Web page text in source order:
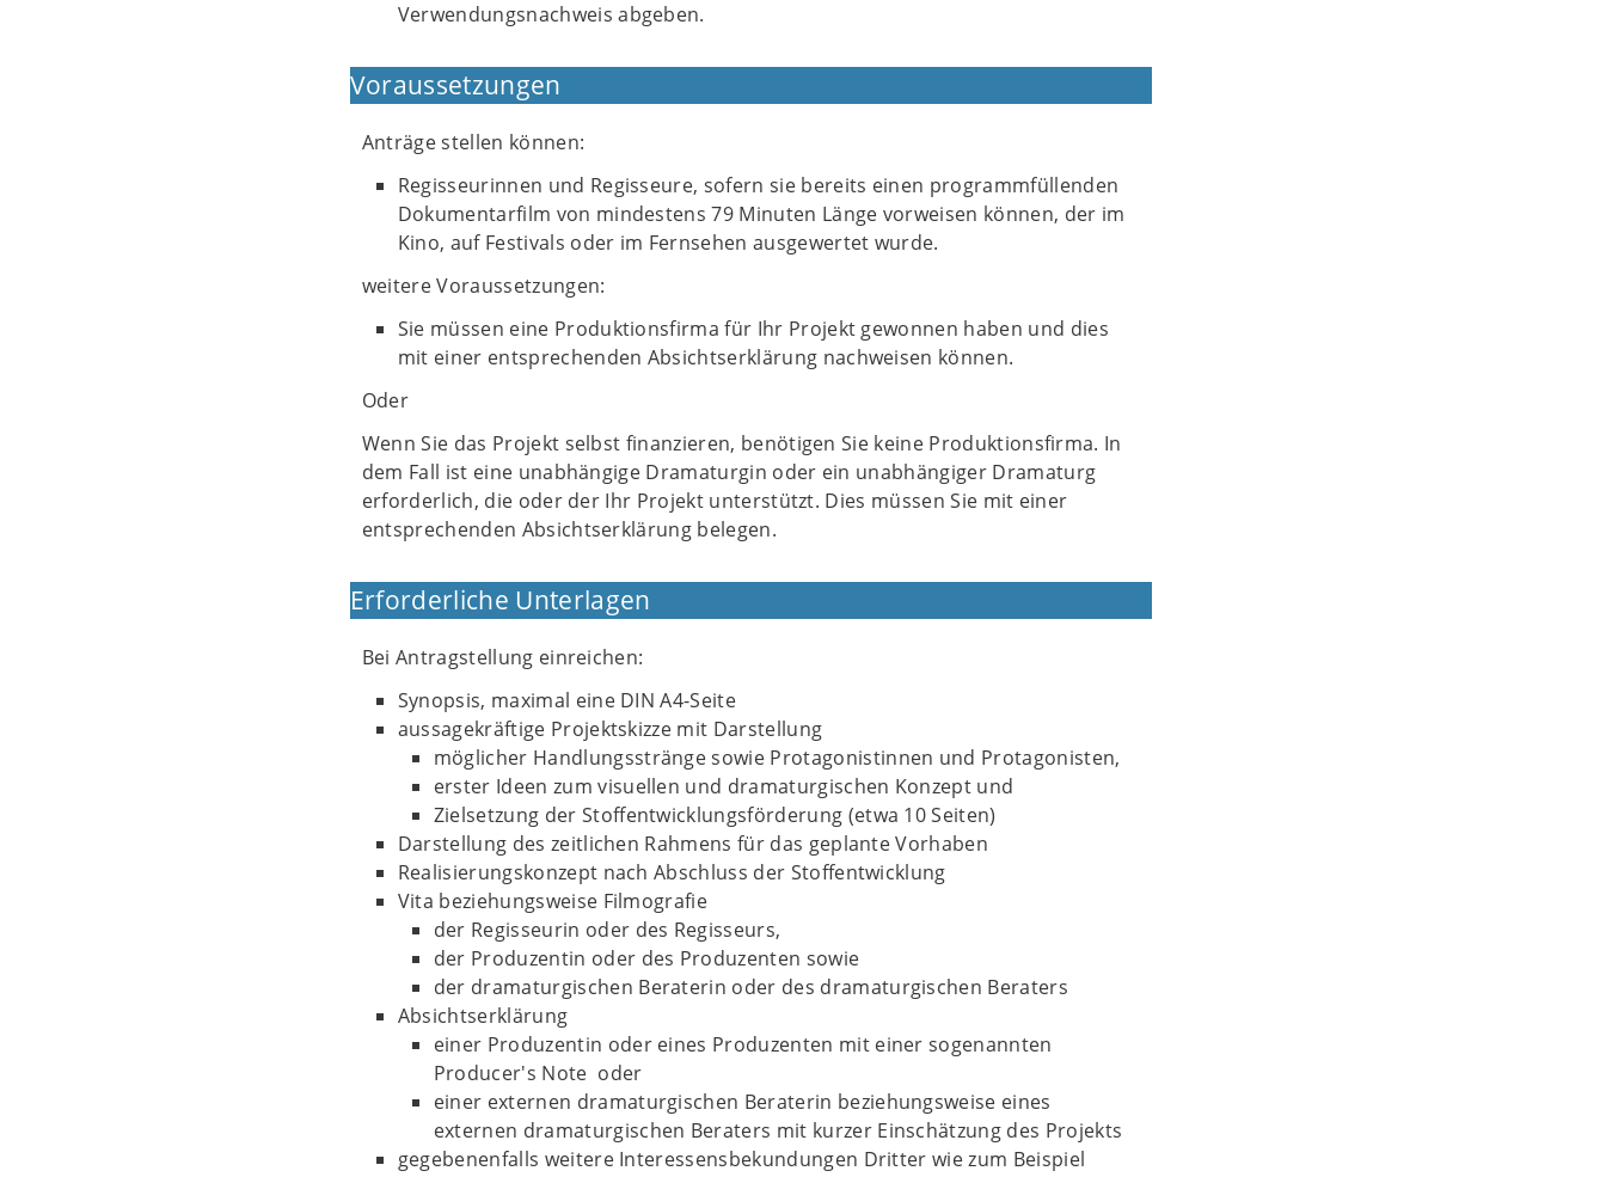
Verwendungsnachweis abgeben.
Voraussetzungen
Anträge stellen können:
Regisseurinnen und Regisseure, sofern sie bereits einen programmfüllenden
Dokumentarfilm von mindestens 79 Minuten Länge vorweisen können, der im
Kino, auf Festivals oder im Fernsehen ausgewertet wurde.
weitere Voraussetzungen:
Sie müssen eine Produktionsfirma für Ihr Projekt gewonnen haben und dies
mit einer entsprechenden Absichtserklärung nachweisen können.
Oder
Wenn Sie das Projekt selbst finanzieren, benötigen Sie keine Produktionsfirma. In
dem Fall ist eine unabhängige Dramaturgin oder ein unabhängiger Dramaturg
erforderlich, die oder der Ihr Projekt unterstützt. Dies müssen Sie mit einer
entsprechenden Absichtserklärung belegen.
Erforderliche Unterlagen
Bei Antragstellung einreichen:
Synopsis, maximal eine DIN A4-Seite
aussagekräftige Projektskizze mit Darstellung
möglicher Handlungsstränge sowie Protagonistinnen und Protagonisten,
erster Ideen zum visuellen und dramaturgischen Konzept und
Zielsetzung der Stoffentwicklungsförderung (etwa 10 Seiten)
Darstellung des zeitlichen Rahmens für das geplante Vorhaben
Realisierungskonzept nach Abschluss der Stoffentwicklung
Vita beziehungsweise Filmografie
der Regisseurin oder des Regisseurs,
der Produzentin oder des Produzenten sowie
der dramaturgischen Beraterin oder des dramaturgischen Beraters
Absichtserklärung
einer Produzentin oder eines Produzenten mit einer sogenannten
Producer's Note oder
einer externen dramaturgischen Beraterin beziehungsweise eines
externen dramaturgischen Beraters mit kurzer Einschätzung des Projekts
gegebenenfalls weitere Interessensbekundungen Dritter wie zum Beispiel